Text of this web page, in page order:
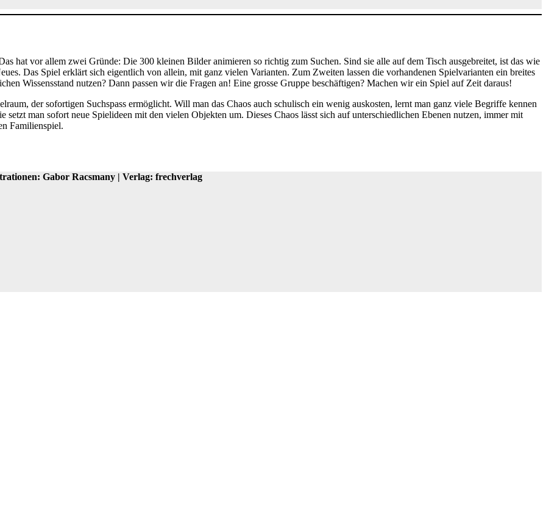
hat vor allem zwei Gründe: Die 300 kleinen Bilder animieren so richtig zum Suchen. Sind sie alle auf dem Tisch ausgebreitet, ist das wie
Das Spiel erklärt sich eigentlich von allein, mit ganz vielen Varianten. Zum Zweiten lassen die vorhandenen Spielvarianten ein breites
Wissensstand nutzen? Dann passen wir die Fragen an! Eine grosse Gruppe beschäftigen? Machen wir ein Spiel auf Zeit daraus!
der sofortigen Suchspass ermöglicht. Will man das Chaos auch schulisch ein wenig auskosten, lernt man ganz viele Begriffe kennen
setzt man sofort neue Spielideen mit den vielen Objekten um. Dieses Chaos lässt sich auf unterschiedlichen Ebenen nutzen, immer mit
Familienspiel.
Gabor Racsmany | Verlag: frechverlag